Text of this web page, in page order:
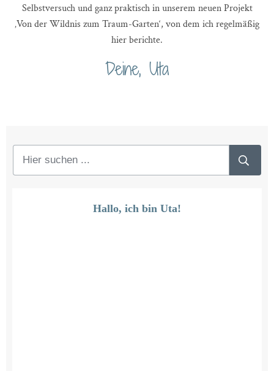
Selbstversuch und ganz praktisch in unserem neuen Projekt
‚Von der Wildnis zum Traum-Garten‘, von dem ich regelmäßig
hier berichte.
Deine, Uta
Hallo, ich bin Uta!